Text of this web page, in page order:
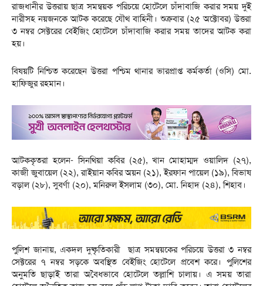
রাজধানীর উত্তরায় ছাত্র সমন্বয়ক পরিচয়ে হোটেলে চাঁদাবাজি করার সময় দুই
নারীসহ নয়জনকে আটক করেছে যৌথ বাহিনী। শুক্রবার (২৫ অক্টোবর) উত্তরা
৩ নম্বর সেক্টরের বেইজিং হোটেলে চাঁদাবাজি করার সময় তাদের আটক করা
হয়।
বিষয়টি নিশ্চিত করেছেন উত্তরা পশ্চিম থানার ভারপ্রাপ্ত কর্মকর্তা (ওসি) মো.
হাফিজুর রহমান।
আটককৃতরা হলেন- সিনথিয়া কবির (২৫), খান মোহাম্মদ ওয়ালিদ (২৭),
কাজী জুবায়েল (২২), রাইয়ান কবির অয়ন (২১), ইরফান পায়েল (১৯), বিভাষ
বড়াল (২৮), সুবর্ণা (২০), মনিরুল ইসলাম (৩০), মো. নিহাদ (২৪), শিহাব।
পুলিশ জানায়, একদল দুষ্কৃতিকারী ছাত্র সমন্বয়কের পরিচয়ে উত্তরা ৩ নম্বর
সেক্টরের ৭ নম্বর সড়কে অবস্থিত বেইজিং হোটেলে প্রবেশ করে। পুলিশের
অনুমতি ছাড়াই তারা অবৈধভাবে হোটেলে তল্লাশি চালায়। এ সময় তারা